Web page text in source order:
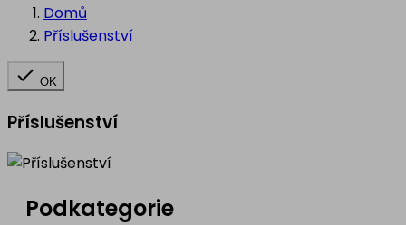
Domů
Příslušenství
 OK
Příslušenství
Podkategorie